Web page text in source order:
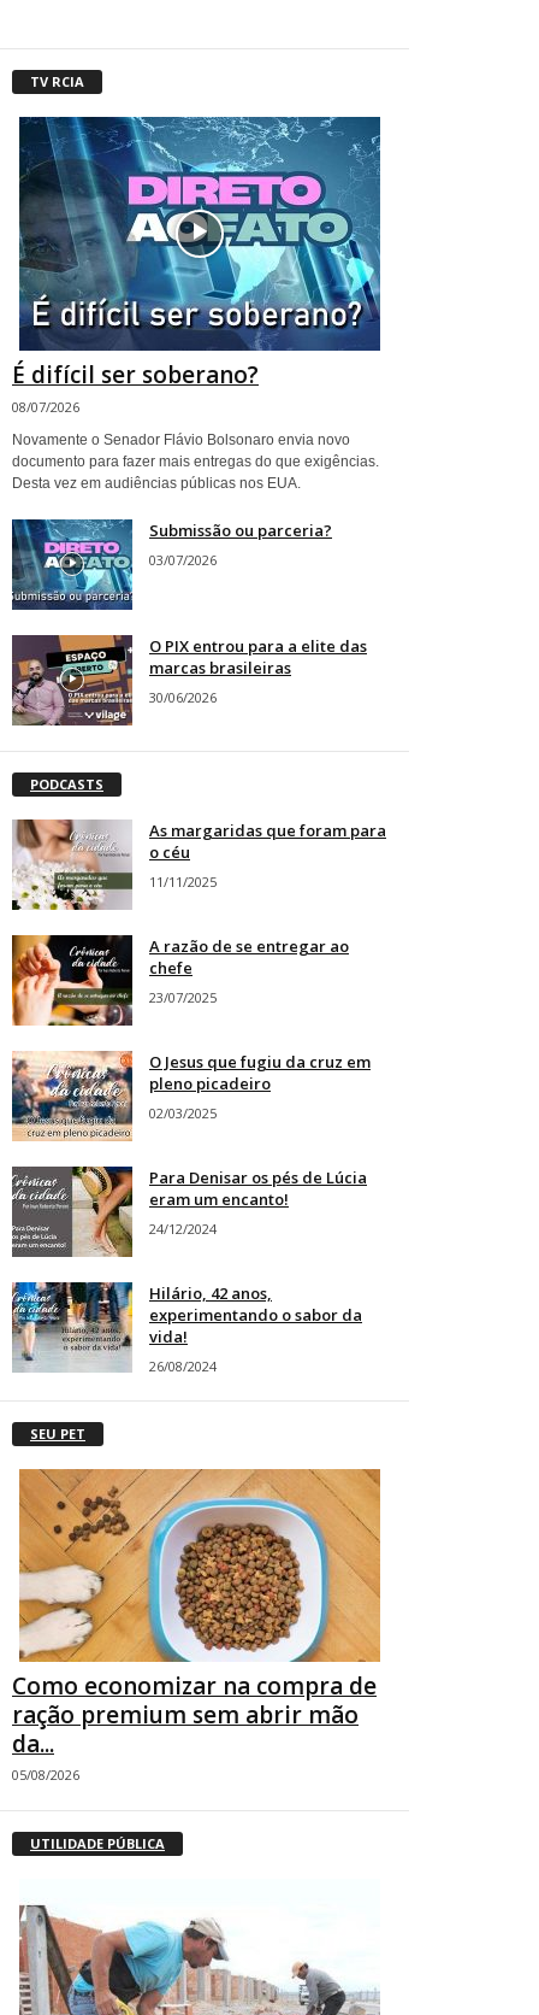
TV RCIA
É difícil ser soberano?
08/07/2026
Novamente o Senador Flávio Bolsonaro envia novo
documento para fazer mais entregas do que exigências.
Desta vez em audiências públicas nos EUA.
Submissão ou parceria?
03/07/2026
O PIX entrou para a elite das
marcas brasileiras
30/06/2026
PODCASTS
As margaridas que foram para
o céu
11/11/2025
A razão de se entregar ao
chefe
23/07/2025
O Jesus que fugiu da cruz em
pleno picadeiro
02/03/2025
Para Denisar os pés de Lúcia
eram um encanto!
24/12/2024
Hilário, 42 anos,
experimentando o sabor da
vida!
26/08/2024
SEU PET
Como economizar na compra de
ração premium sem abrir mão
da...
05/08/2026
UTILIDADE PÚBLICA